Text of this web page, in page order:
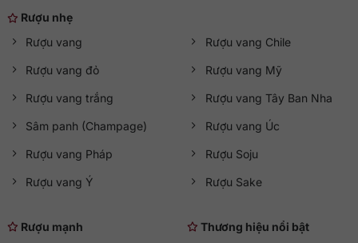
Rượu nhẹ
Rượu vang
Rượu vang đỏ
Rượu vang trắng
Sâm panh (Champage)
Rượu vang Pháp
Rượu vang Ý
Rượu vang Chile
Rượu vang Mỹ
Rượu vang Tây Ban Nha
Rượu vang Úc
Rượu Soju
Rượu Sake
Rượu mạnh
Thương hiệu nổi bật